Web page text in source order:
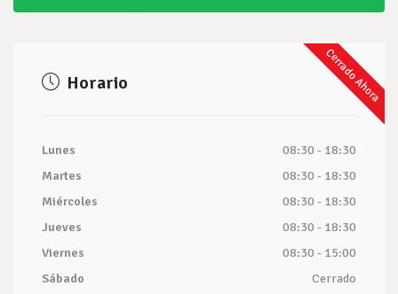
Cerrado Ahora
Horario
Lunes
08:30 - 18:30
Martes
08:30 - 18:30
Miércoles
08:30 - 18:30
Jueves
08:30 - 18:30
Viernes
08:30 - 15:00
Sábado
Cerrado